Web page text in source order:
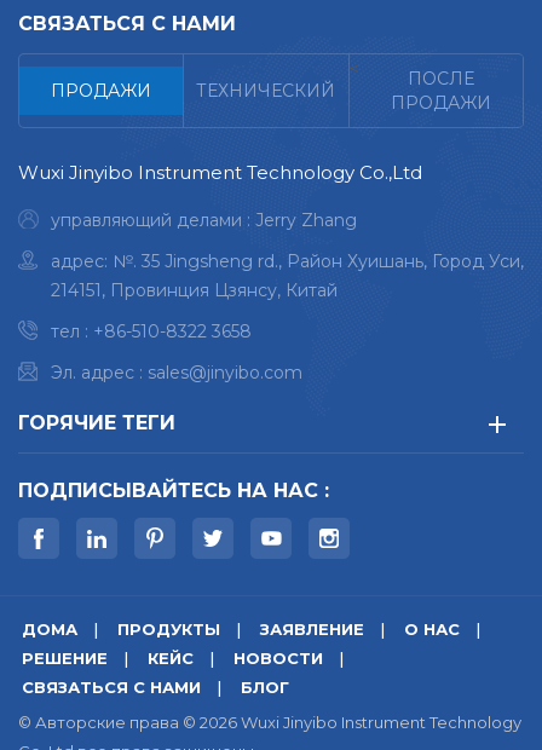
СВЯЗАТЬСЯ С НАМИ
ПРОДАЖИ ТЕХНИЧЕСКИЙ
<
ПОСЛЕ
ПРОДАЖИ
Wuxi Jinyibo Instrument Technology Co.,Ltd
управляющий делами : Jerry Zhang
адрес: №. 35 Jingsheng rd., Район Хуишань, Город Уси,
214151, Провинция Цзянсу, Китай
тел : +86-510-8322 3658
Эл. адрес : sales@jinyibo.com
ГОРЯЧИЕ ТЕГИ
ПОДПИСЫВАЙТЕСЬ НА НАС :
ДОМА ПРОДУКТЫ ЗАЯВЛЕНИЕ
О НАС
РЕШЕНИЕ
КЕЙС
НОВОСТИ
СВЯЗАТЬСЯ С НАМИ
БЛОГ
© Авторские права © 2026 Wuxi Jinyibo Instrument Technology